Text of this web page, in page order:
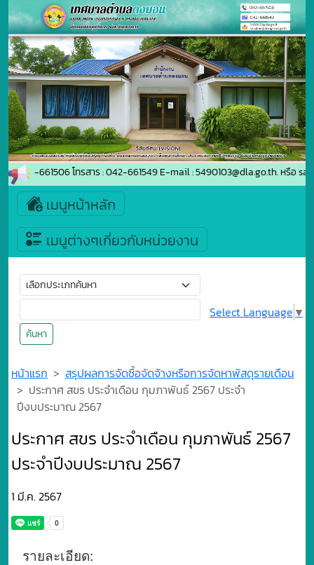
661506 โทรสาร : 042-661549 E-mail : 5490103@dla.go.th. หรือ
เมนูหน้าหลัก
เมนูต่างๆเกี่ยวกับหน่วยงาน
ค้นหา
Select Language ▼
หน้าแรก
สรุปผลการจัดซื้อจัดจ้างหรือการจัดหาพัสดุรายเดือน
ประกาศ สขร ประจำเดือน กุมภาพันธ์ 2567 ประจำ
ปีงบประมาณ 2567
ประกาศ สขร ประจำเดือน กุมภาพันธ์ 2567
ประจำปีงบประมาณ 2567
1 มี.ค. 2567
รายละเอียด: